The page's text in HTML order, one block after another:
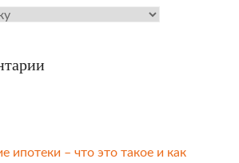
ипотеки – что это такое и как